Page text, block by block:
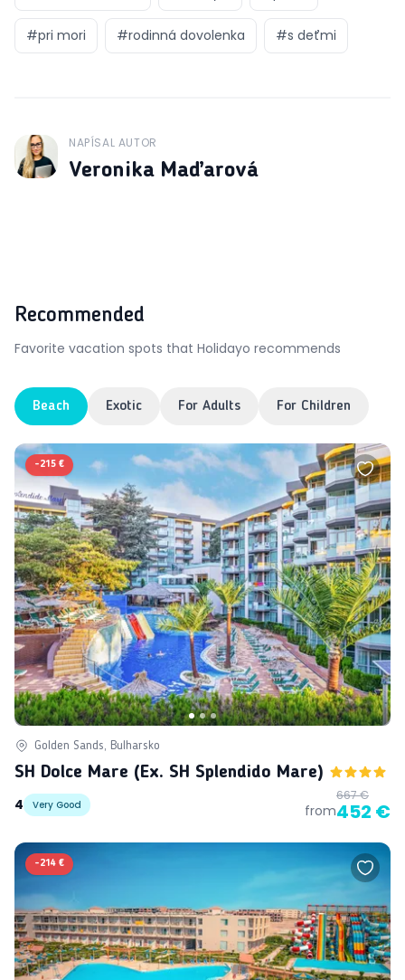
#pri mori #rodinná dovolenka #s deťmi
J
NAPÍSAL AUTOR
Veronika Maďarová
Recommended
Favorite vacation spots that Holidayo recommends
Beach Exotic For Adults For Children
-215 €
Golden Sands, Bulharsko
SH Dolce Mare (ex. SH Splendido Mare)
4
Very Good from
667 €
452 €
-214 €